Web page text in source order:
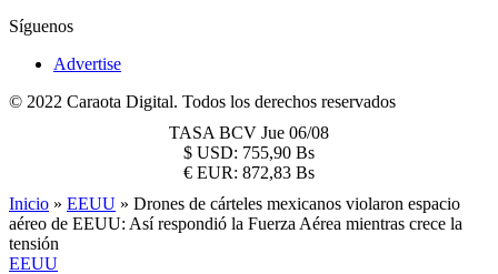
Síguenos
Advertise
© 2022 Caraota Digital. Todos los derechos reservados
TASA BCV Jue 06/08
$ USD: 755,90 Bs
€ EUR: 872,83 Bs
Inicio » EEUU » Drones de cárteles mexicanos violaron espacio
aéreo de EEUU: Así respondió la Fuerza Aérea mientras crece la
tensión
EEUU